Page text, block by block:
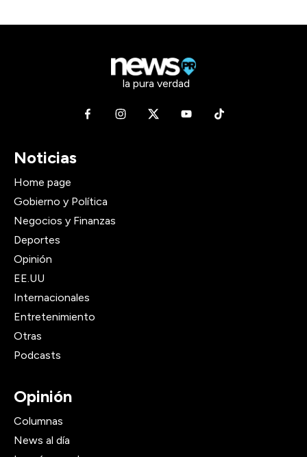
la pura verdad
Noticias
Home page
Gobierno y Política
Negocios y Finanzas
Deportes
Opinión
EE.UU
Internacionales
Entretenimiento
Otras
Podcasts
Opinión
Columnas
News al día